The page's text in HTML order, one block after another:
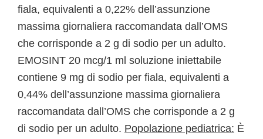
fiala, equivalenti a 0,22% dell’assunzione
massima giornaliera raccomandata dall’OMS
che corrisponde a 2 g di sodio per un adulto.
EMOSINT 20 mcg/1 ml soluzione iniettabile
contiene 9 mg di sodio per fiala, equivalenti a
0,44% dell’assunzione massima giornaliera
raccomandata dall’OMS che corrisponde a 2 g
di sodio per un adulto. Popolazione pediatrica: È